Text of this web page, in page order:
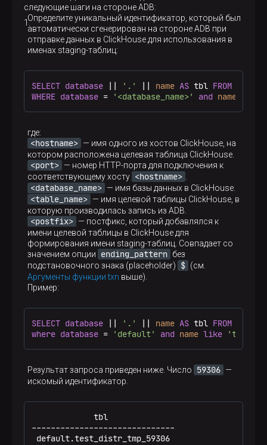
следующие шаги на стороне ADB:
Определите уникальный идентификатор, который был
автоматически сгенерирован на стороне ADB при
отправке данных в ClickHouse для использования в
именах staging-таблиц:
SELECT database || '.' || name AS tbl FROM
WHERE database = '<database_name>' and name
где:
<hostname> — имя одного из хостов ClickHouse, на
котором расположена целевая таблица ClickHouse.
<port> — номер HTTP-порта для подключения к
соответствующему хосту <hostname>
<database_name> — имя базы данных в ClickHouse.
<table_name> — имя целевой таблицы ClickHouse, в
которую производилась запись из ADB.
<postfix> — постфикс, который добавлялся к
имени целевой таблицы в ClickHouse для
формирования имени staging-таблиц. Совпадает со
значением опции
ending_pattern без
подстановочного знака (placeholder)
$ (см.
Аргументы функции txn выше).
Пример:
SELECT database || '.' || name AS tbl FROM
where database = 'default' and name like
Результат запроса приведен ниже. Число 59306 —
искомый идентификатор.
             tbl
------------------------------
default.test_distr_tmp_59306